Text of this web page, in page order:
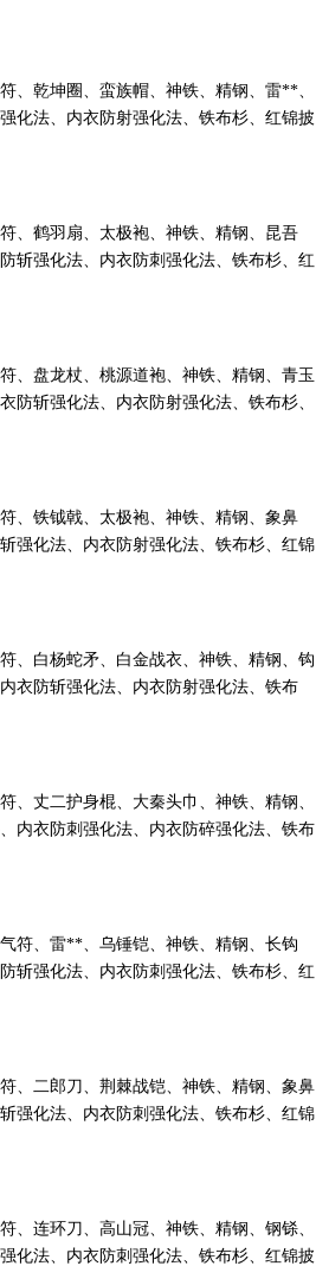
、乾坤圈、蛮族帽、神铁、精钢、雷**、
化法、内衣防射强化法、铁布杉、红锦披
、鹤羽扇、太极袍、神铁、精钢、昆吾
斩强化法、内衣防刺强化法、铁布杉、红
、盘龙杖、桃源道袍、神铁、精钢、青玉
防斩强化法、内衣防射强化法、铁布杉、
、铁钺戟、太极袍、神铁、精钢、象鼻
强化法、内衣防射强化法、铁布杉、红锦
、白杨蛇矛、白金战衣、神铁、精钢、钩
衣防斩强化法、内衣防射强化法、铁布
、丈二护身棍、大秦头巾、神铁、精钢、
内衣防刺强化法、内衣防碎强化法、铁布
符、雷**、乌锤铠、神铁、精钢、长钩
斩强化法、内衣防刺强化法、铁布杉、红
、二郎刀、荆棘战铠、神铁、精钢、象鼻
强化法、内衣防刺强化法、铁布杉、红锦
、连环刀、高山冠、神铁、精钢、钢铩、
化法、内衣防刺强化法、铁布杉、红锦披